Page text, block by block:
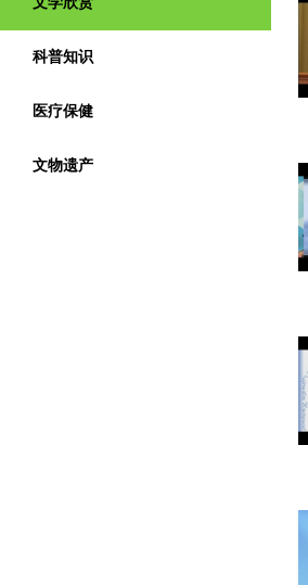
科普知识
医疗保健
文物遗产